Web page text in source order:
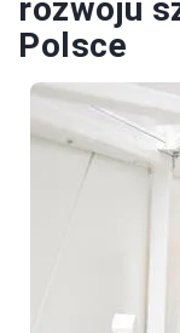
rozwoju
Polsce